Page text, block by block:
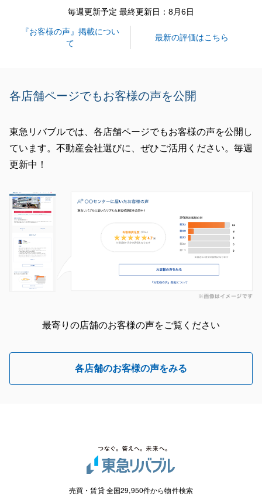
毎週更新予定 最終更新日：8月6日
『お客様の声』掲載につい
て
最新の評価はこちら
各店舗ページでもお客様の声を公開
東急リバブルでは、各店舗ページでもお客様の声を公開し
ています。不動産会社選びに、ぜひご活用ください。毎週
更新中！
最寄りの店舗のお客様の声をご覧ください
各店舗のお客様の声をみる
売買・賃貸 全国29,950件から物件検索